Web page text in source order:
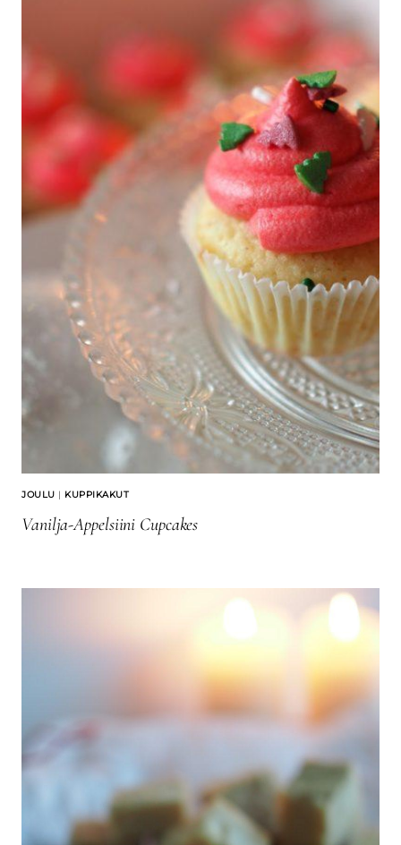
JOULU | KUPPIKAKUT
Vanilja-Appelsiini Cupcakes